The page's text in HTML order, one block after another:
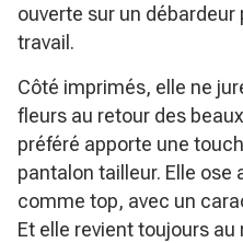
ouverte sur un débardeur
travail.
Côté imprimés, elle ne
fleurs au retour des
préféré apporte une
pantalon tailleur. Elle ose
comme top, avec un
Et elle revient toujours